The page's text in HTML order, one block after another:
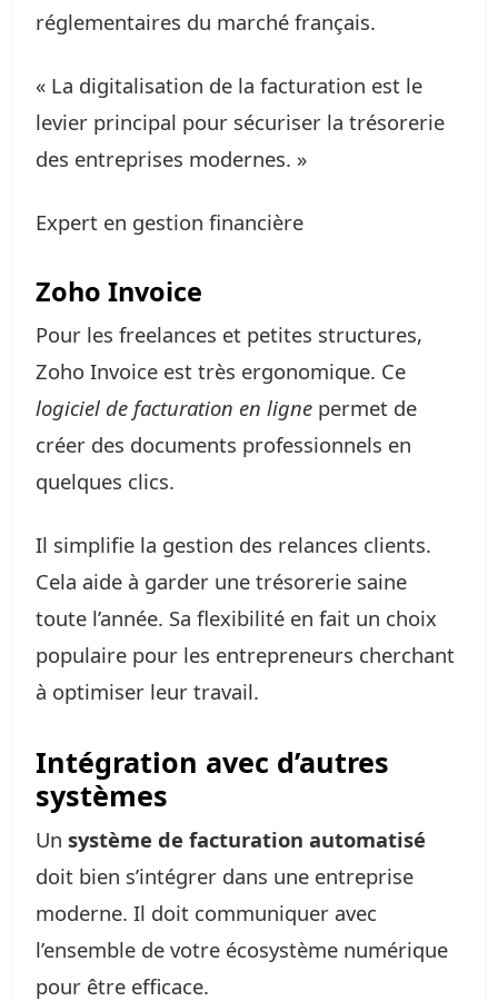
réglementaires du marché français.
« La digitalisation de la facturation est le
levier principal pour sécuriser la trésorerie
des entreprises modernes. »
Expert en gestion financière
Zoho Invoice
Pour les freelances et petites structures,
Zoho Invoice est très ergonomique. Ce
logiciel de facturation en ligne permet de
créer des documents professionnels en
quelques clics.
Il simplifie la gestion des relances clients.
Cela aide à garder une trésorerie saine
toute l’année. Sa flexibilité en fait un choix
populaire pour les entrepreneurs cherchant
à optimiser leur travail.
Intégration avec d’autres
systèmes
Un système de facturation automatisé
doit bien s’intégrer dans une entreprise
moderne. Il doit communiquer avec
l’ensemble de votre écosystème numérique
pour être efficace.